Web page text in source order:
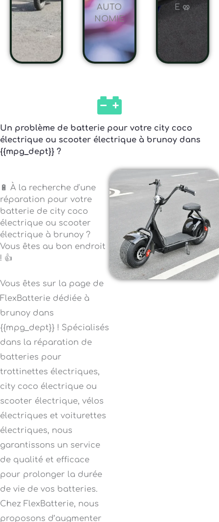
AUTO
NOMIE
E 🥨
Un problème de batterie pour votre city coco
électrique ou scooter électrique à brunoy dans
{{mpg_dept}} ?
🔋 À la recherche d'une
réparation pour votre
batterie de city coco
électrique ou scooter
électrique à brunoy ?
Vous êtes au bon endroit
! 👍
Vous êtes sur la page de
FlexBatterie dédiée à
brunoy dans
{{mpg_dept}} ! Spécialisés
dans la réparation de
batteries pour
trottinettes électriques,
city coco électrique ou
scooter électrique, vélos
électriques et voiturettes
électriques, nous
garantissons un service
de qualité et efficace
pour prolonger la durée
de vie de vos batteries.
Chez FlexBatterie, nous
proposons d’augmenter